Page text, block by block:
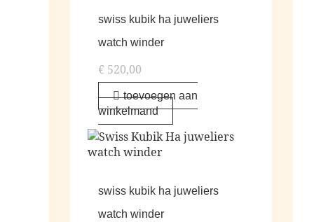
swiss kubik ha juweliers
watch winder
€ 520,00
toevoegen aan
winkelmand
swiss kubik ha juweliers
watch winder